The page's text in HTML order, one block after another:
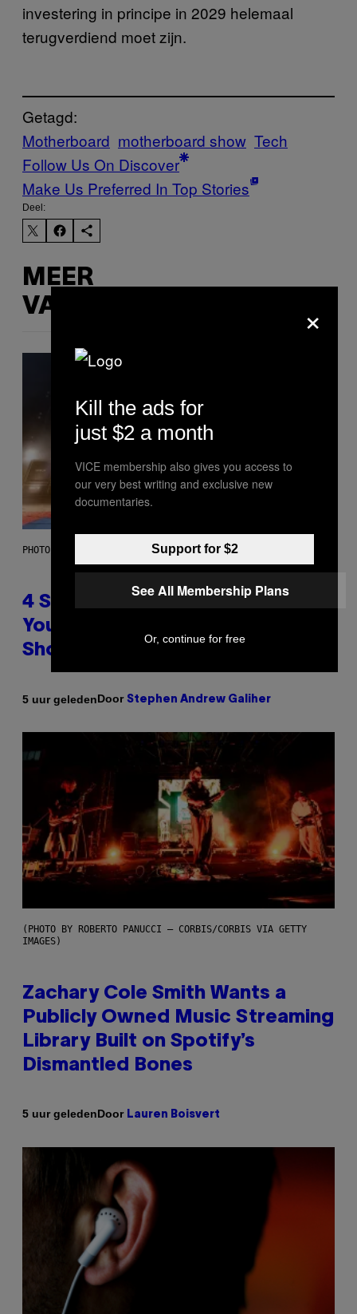
investering in principe in 2029 helemaal
terugverdiend moet zijn.
Getagd:
Motherboard motherboard show Tech
Follow Us On Discover
Make Us Preferred In Top Stories
Deel:
MEER
VAN DIT
PHOTO BY SCOTT LEGATO/GETTY IMAGES
4 Shoegaze Songs to Listen to if
You Don’t Know if You Like
Shoegaze
5 uur geledenDoor Stephen Andrew Galiher
(PHOTO BY ROBERTO PANUCCI – CORBIS/CORBIS VIA GETTY
IMAGES)
Zachary Cole Smith Wants a
Publicly Owned Music Streaming
Library Built on Spotify’s
Dismantled Bones
5 uur geledenDoor Lauren Boisvert
×
Kill the ads for
just $2 a month
VICE membership also gives you access to
our very best writing and exclusive new
documentaries.
Support for $2
See All Membership Plans
Or, continue for free